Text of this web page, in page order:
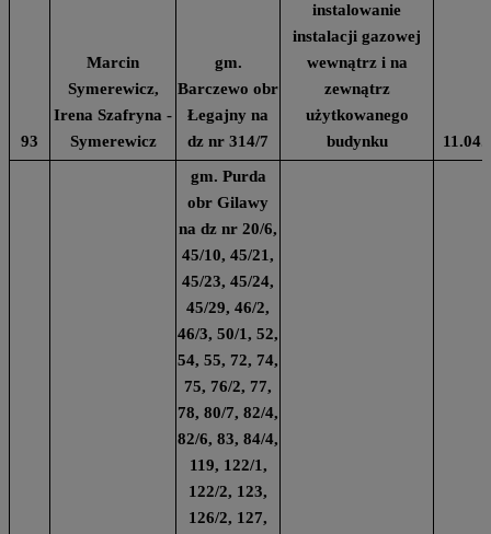
93
Marcin
Symerewicz,
Irena Szafryna -
Symerewicz
gm.
Barczewo obr
Łegajny na
dz nr 314/7
instalowanie
instalacji gazowej
wewnątrz i na
zewnątrz
użytkowanego
budynku
gm. Purda
obr Gilawy
na dz nr 20/6,
45/10, 45/21,
45/23, 45/24,
45/29, 46/2,
46/3, 50/1, 52,
54, 55, 72, 74,
75, 76/2, 77,
78, 80/7, 82/4,
82/6, 83, 84/4,
119, 122/1,
122/2, 123,
126/2, 127,